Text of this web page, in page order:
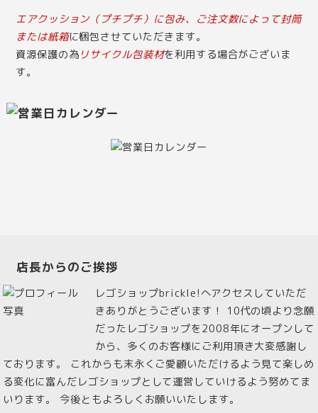
エアクッション（プチプチ）に包み、ご注文数によって封筒
または紙箱に梱包させていただきます。
資源保護の為 リサイクル包装材を利用する場合がございま
す。
店長からのご挨拶
レゴショップbrickle!へアクセスしていただ
きありがとうございます！ 10代の頃より念願
だったレゴショップを2008年にオープンして
から、多くのお客様にご利用頂き大変感謝し
ております。 これからも末永くご愛顧いただけるよう見て楽しめ
る変化に富んだレゴショップとして運営していけるよう努めてま
いります。 今後ともよろしくお願いいたします。